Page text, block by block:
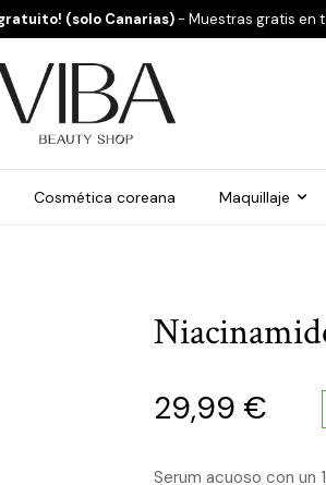
(solo Canarias) - Muestras gratis en
Cosmética coreana Maquillaje
29,99 €
Serum acuoso con un